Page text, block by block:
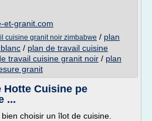
et-granit.com
cuisine granit noir zimbabwe / plan
/ plan de travail cuisine
travail cuisine granit noir / plan
granit
Hotte Cuisine pe
...
choisir un îlot de cuisine.